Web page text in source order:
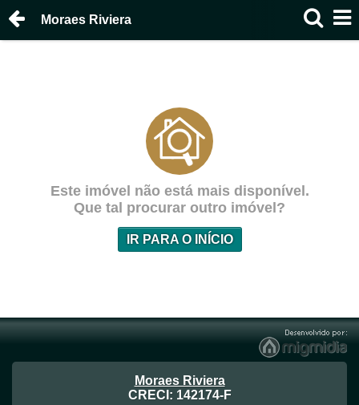
Moraes Riviera
Este imóvel não está mais disponível.
Que tal procurar outro imóvel?
IR PARA O INÍCIO
Moraes Riviera
CRECI: 142174-F